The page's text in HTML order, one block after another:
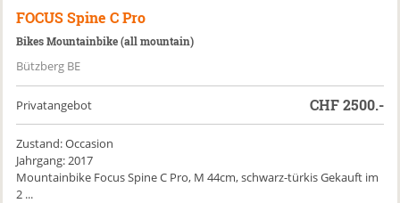
FOCUS Spine C Pro
Bikes Mountainbike (all mountain)
Bützberg BE
Privatangebot CHF2500.-
Zustand: Occasion
Jahrgang: 2017
Mountainbike Focus Spine C Pro, M 44cm, schwarz-türkis Gekauft im
2 ...